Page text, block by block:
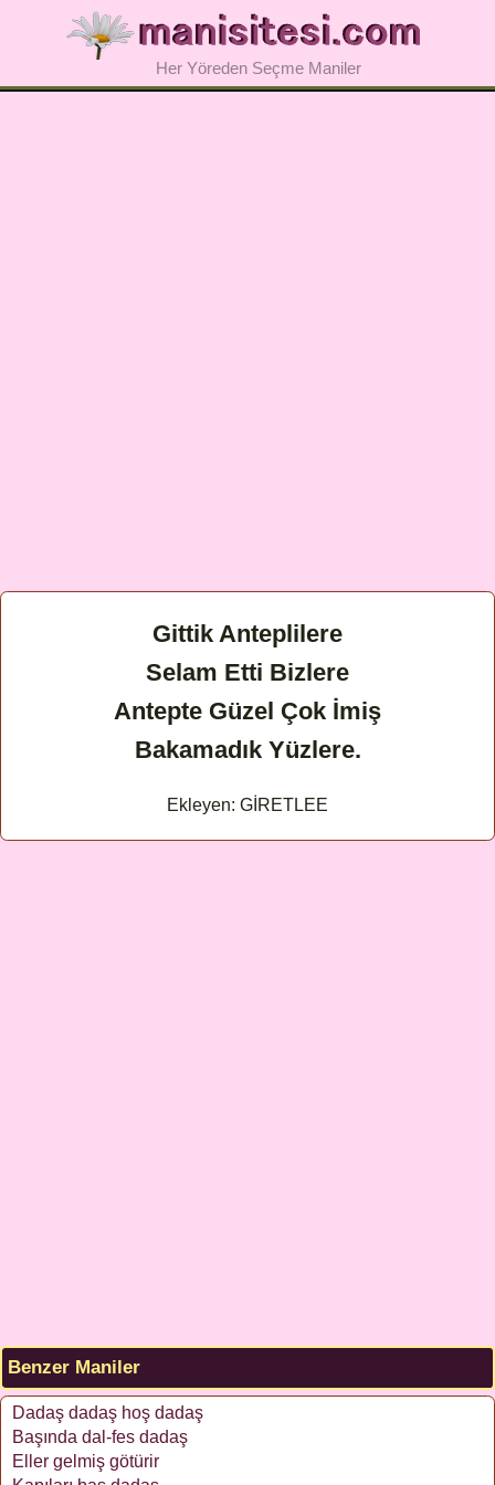
Her Yöreden Seçme Maniler
Gittik Anteplilere
Selam Etti Bizlere
Antepte Güzel Çok İmiş
Bakamadık Yüzlere.
Ekleyen: GİRETLEE
Benzer Maniler
Dadaş dadaş hoş dadaş
Başında dal-fes dadaş
Eller gelmiş götürir